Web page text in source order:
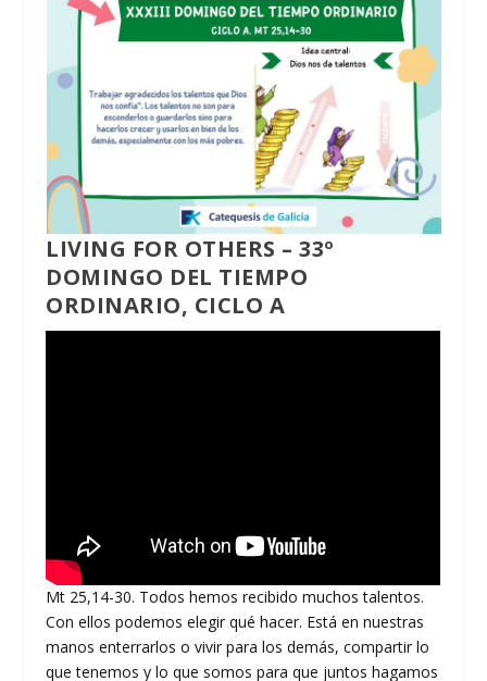
LIVING FOR OTHERS – 33º
DOMINGO DEL TIEMPO
ORDINARIO, CICLO A
Mt 25,14-30. Todos hemos recibido muchos talentos.
Con ellos podemos elegir qué hacer. Está en nuestras
manos enterrarlos o vivir para los demás, compartir lo
que tenemos y lo que somos para que juntos hagamos